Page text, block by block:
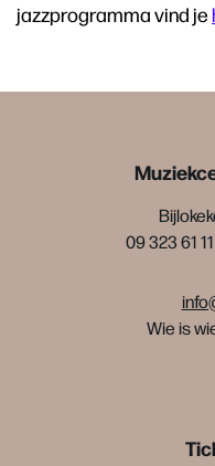
jazzprogramma vind je
09 323 61
Wie is